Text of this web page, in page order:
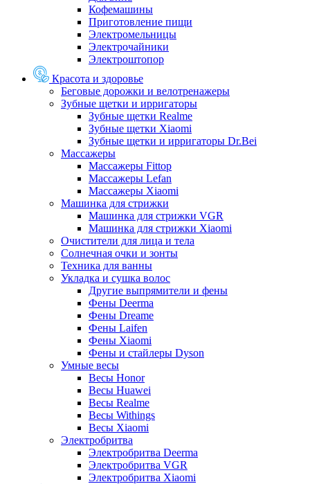
Кофемашины
Приготовление пищи
Электромельницы
Электрочайники
Электроштопор
Красота и здоровье
Беговые дорожки и велотренажеры
Зубные щетки и ирригаторы
Зубные щетки Realme
Зубные щетки Xiaomi
Зубные щетки и ирригаторы Dr.Bei
Массажеры
Массажеры Fittop
Массажеры Lefan
Массажеры Xiaomi
Машинка для стрижки
Машинка для стрижки VGR
Машинка для стрижки Xiaomi
Очистители для лица и тела
Солнечная очки и зонты
Техника для ванны
Укладка и сушка волос
Другие выпрямители и фены
Фены Deerma
Фены Dreame
Фены Laifen
Фены Xiaomi
Фены и стайлеры Dyson
Умные весы
Весы Honor
Весы Huawei
Весы Realme
Весы Withings
Весы Xiaomi
Электробритва
Электробритва Deerma
Электробритва VGR
Электробритва Xiaomi